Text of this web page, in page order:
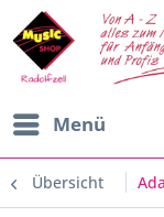
Menü
Übersicht